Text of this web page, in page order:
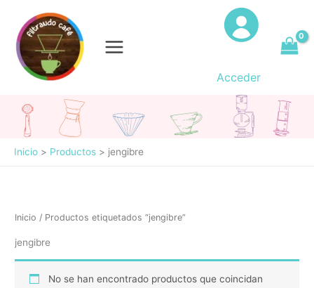
contenido
Acceder
Inicio Productos jengibre
Inicio / Productos etiquetados “jengibre”
jengibre
No se han encontrado productos que coincidan